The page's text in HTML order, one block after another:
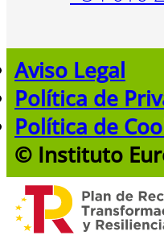
Aviso Legal
Política de
Política de
© Instituto